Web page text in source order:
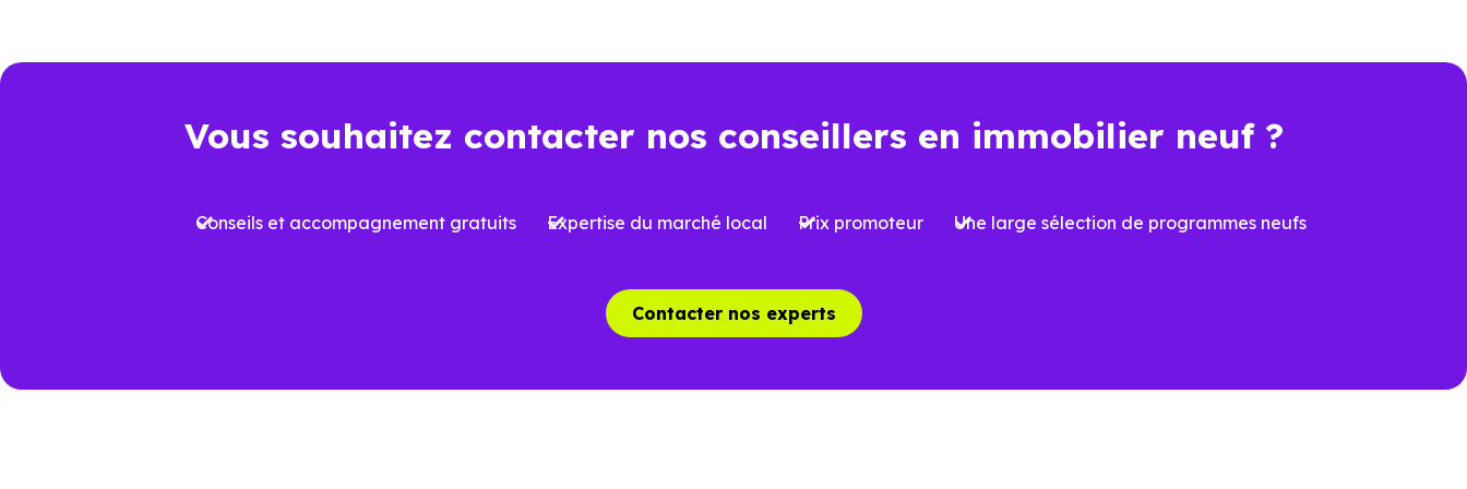
réduite
énergétique
prévoir
des charges mieux maîtrisées
Vous souhaitez contacter nos conseillers en immobilier neuf ?
Conseils et accompagnement gratuits Expertise du marché local Prix promoteur Une large sélection de programmes neufs
Contacter nos experts